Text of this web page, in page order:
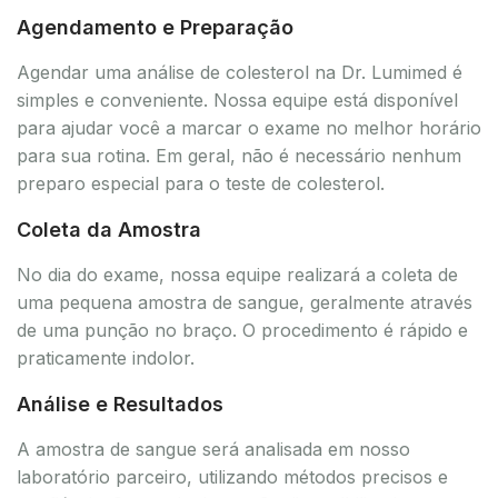
Agendamento e Preparação
Agendar uma análise de colesterol na Dr. Lumimed é
simples e conveniente. Nossa equipe está disponível
para ajudar você a marcar o exame no melhor horário
para sua rotina. Em geral, não é necessário nenhum
preparo especial para o teste de colesterol.
Coleta da Amostra
No dia do exame, nossa equipe realizará a coleta de
uma pequena amostra de sangue, geralmente através
de uma punção no braço. O procedimento é rápido e
praticamente indolor.
Análise e Resultados
A amostra de sangue será analisada em nosso
laboratório parceiro, utilizando métodos precisos e